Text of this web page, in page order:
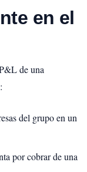
en el
de una
del grupo en un
por cobrar de una